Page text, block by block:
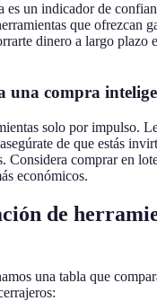
es un indicador de
que ofrezcan
dinero a largo plazo
una compra
solo por impulso.
de que estás
Considera comprar en
económicos.
de
una tabla que